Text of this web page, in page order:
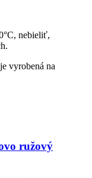
nebieliť,
vyrobená na
ružový